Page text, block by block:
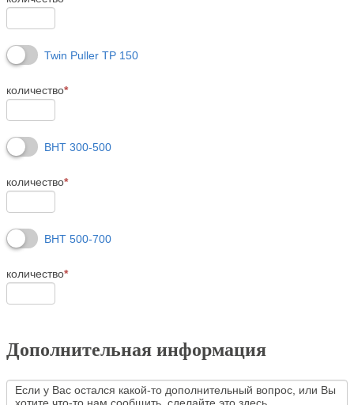
Twin Puller TP 150
количество*
BHT 300-500
количество*
BHT 500-700
количество*
Дополнительная информация